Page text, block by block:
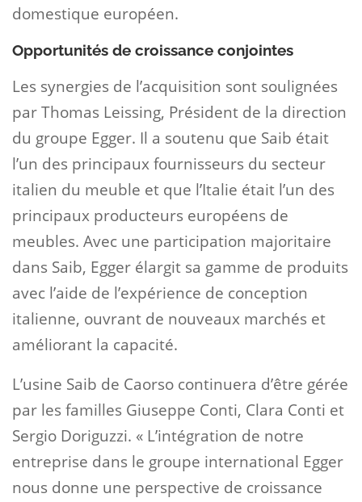
domestique européen.
Opportunités de croissance conjointes
Les synergies de l’acquisition sont soulignées
par Thomas Leissing, Président de la direction
du groupe Egger. Il a soutenu que Saib était
l’un des principaux fournisseurs du secteur
italien du meuble et que l’Italie était l’un des
principaux producteurs européens de
meubles. Avec une participation majoritaire
dans Saib, Egger élargit sa gamme de produits
avec l’aide de l’expérience de conception
italienne, ouvrant de nouveaux marchés et
améliorant la capacité.
L’usine Saib de Caorso continuera d’être gérée
par les familles Giuseppe Conti, Clara Conti et
Sergio Doriguzzi. « L’intégration de notre
entreprise dans le groupe international Egger
nous donne une perspective de croissance